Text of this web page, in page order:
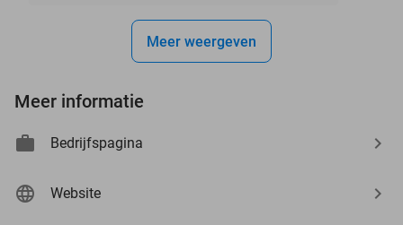
Meer weergeven
Meer informatie
Bedrijfspagina
Website